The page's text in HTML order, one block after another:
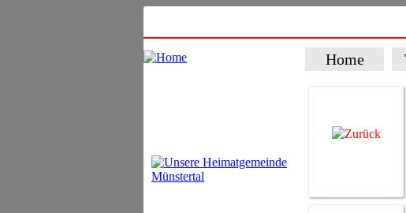
Home